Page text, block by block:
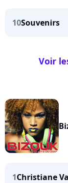
10Souvenirs
Voir
1Christiane